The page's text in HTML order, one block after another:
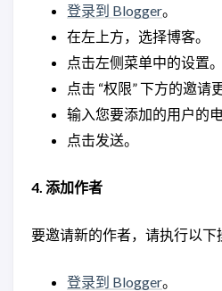
登录到 Blogger。
在左上方，选择博客。
点击左侧菜单中的设置。
点击 “权限” 下方的邀请
输入您要添加的用户的
点击发送。
4. 添加作者
要邀请新的作者，请执行以下
登录到 Blogger。